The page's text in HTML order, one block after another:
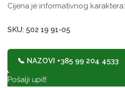
Cijena je informativnog karaktera:
SKU: 502 19 91-05
📞 NAZOVI +385 99 204 4533
Pošalji upit!